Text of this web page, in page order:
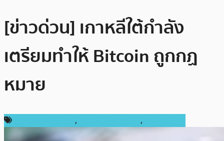
[ข่าวด่วน] เกาหลีใต้กำลัง
เตรียมทำให้ Bitcoin ถูกกฏ
หมาย
, ,